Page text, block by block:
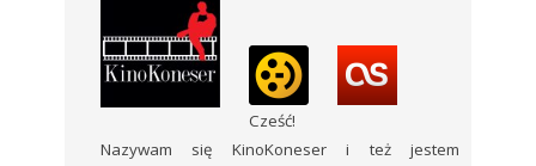
Cześć!
Nazywam się KinoKoneser i też jestem